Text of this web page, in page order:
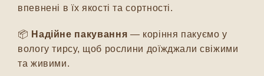
впевнені в їх якості та сортності.
📦 Надійне пакування — коріння пакуємо у
вологу тирсу, щоб рослини доїжджали свіжими
та живими.